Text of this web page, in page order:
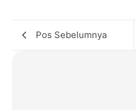
Pos Sebelumnya